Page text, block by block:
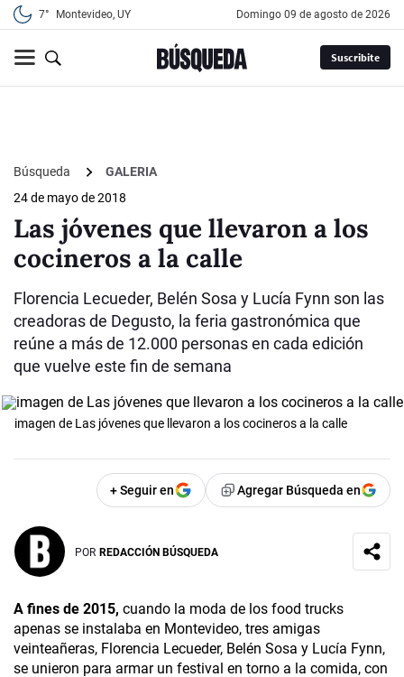
7° Montevideo, UY domingo 09 de agosto de 2026
Suscribite
Búsqueda
GALERIA
24 de mayo de 2018
Las jóvenes que llevaron a los
cocineros a la calle
Florencia Lecueder, Belén Sosa y Lucía Fynn son las
creadoras de Degusto, la feria gastronómica que
reúne a más de 12.000 personas en cada edición
que vuelve este fin de semana
imagen de Las jóvenes que llevaron a los cocineros a la calle
+ Seguir en Agregar Búsqueda en
POR REDACCIÓN BÚSQUEDA
A fines de 2015, cuando la moda de los food trucks
apenas se instalaba en Montevideo, tres amigas
veinteañeras, Florencia Lecueder, Belén Sosa y Lucía Fynn,
se unieron para armar un festival en torno a la comida, con